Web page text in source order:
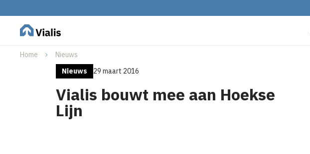
Home
Nieuws
Nieuws
29 maart 2016
Vialis bouwt mee aan Hoekse
Lijn